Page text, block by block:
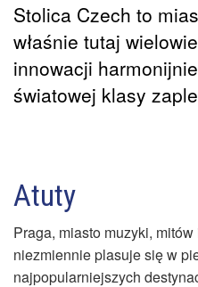
Stolica Czech to
właśnie tutaj
innowacji
światowej klasy
Atuty
Praga, miasto muzyki,
niezmiennie plasuje się w
najpopularniejszych